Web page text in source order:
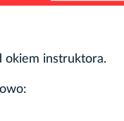
okiem instruktora.